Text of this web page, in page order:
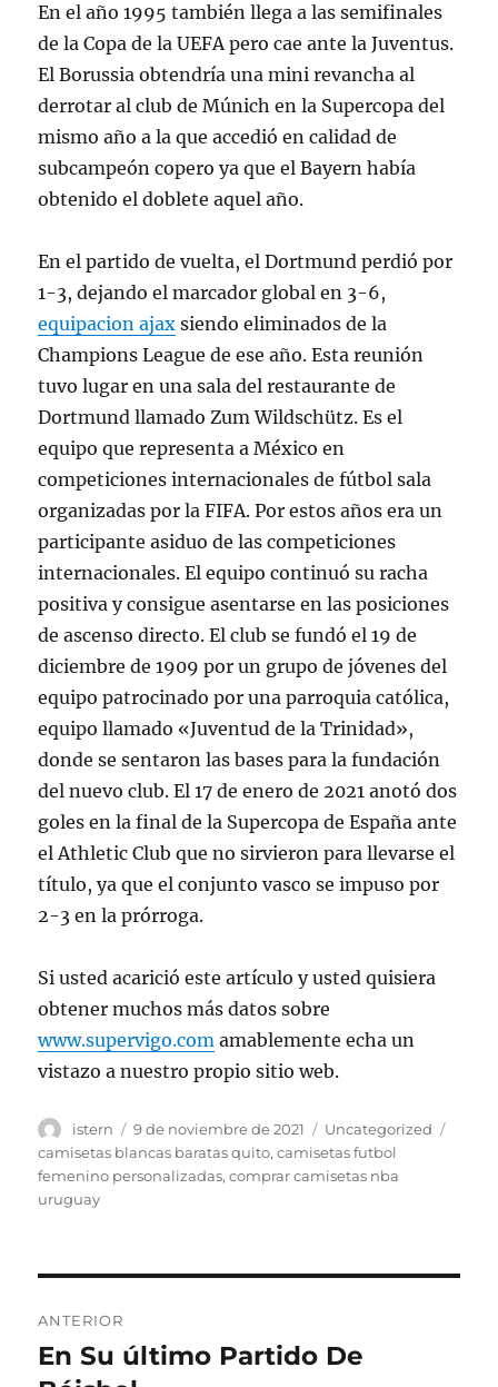
En el año 1995 también llega a las semifinales
de la Copa de la UEFA pero cae ante la Juventus.
El Borussia obtendría una mini revancha al
derrotar al club de Múnich en la Supercopa del
mismo año a la que accedió en calidad de
subcampeón copero ya que el Bayern había
obtenido el doblete aquel año.
En el partido de vuelta, el Dortmund perdió por
1-3, dejando el marcador global en 3-6,
equipacion ajax siendo eliminados de la
Champions League de ese año. Esta reunión
tuvo lugar en una sala del restaurante de
Dortmund llamado Zum Wildschütz. Es el
equipo que representa a México en
competiciones internacionales de fútbol sala
organizadas por la FIFA. Por estos años era un
participante asiduo de las competiciones
internacionales. El equipo continuó su racha
positiva y consigue asentarse en las posiciones
de ascenso directo. El club se fundó el 19 de
diciembre de 1909 por un grupo de jóvenes del
equipo patrocinado por una parroquia católica,
equipo llamado «Juventud de la Trinidad»,
donde se sentaron las bases para la fundación
del nuevo club. El 17 de enero de 2021 anotó dos
goles en la final de la Supercopa de España ante
el Athletic Club que no sirvieron para llevarse el
título, ya que el conjunto vasco se impuso por
2-3 en la prórroga.
Si usted acarició este artículo y usted quisiera
obtener muchos más datos sobre
www.supervigo.com amablemente echa un
vistazo a nuestro propio sitio web.
Autor
istern
Publicado
el
9 de noviembre de 2021 Categorías
Uncategorized
camisetas blancas baratas quito,camisetas futbol
femenino personalizadas,comprar camisetas nba
uruguay
de
ANTERIOR
Entrada
En Su último Partido De